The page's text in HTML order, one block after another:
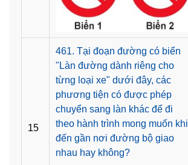
15
461. Tại đoạn đường có biển
"Làn đường dành riêng cho
từng loại xe" dưới đây, các
phương tiện có được phép
chuyển sang làn khác để đi
theo hành trình mong muốn khi
đến gần nơi đường bộ giao
nhau hay không?